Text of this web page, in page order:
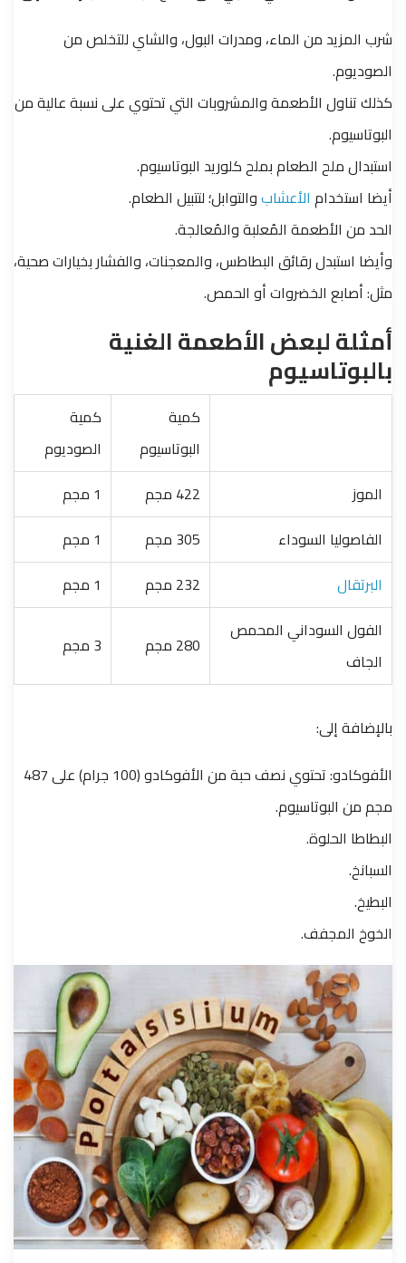
شرب المزيد من الماء، ومدرات البول، والشاي للتخلص من
الصوديوم.
كذلك تناول الأطعمة والمشروبات التي تحتوي على نسبة عالية من
البوتاسيوم.
استبدال ملح الطعام بملح كلوريد البوتاسيوم.
أيضا استخدام الأعشابوالتوابل؛ لتتبيل الطعام.
الحد من الأطعمة المُعلبة والمُعالجة.
وأيضا استبدل رقائق البطاطس، والمعجنات، والفشار بخيارات صحية،
مثل: أصابع الخضروات أو الحمص.
أمثلة لبعض الأطعمة الغنية
بالبوتاسيوم
كمية
البوتاسيوم
كمية
الصوديوم
الموز
422 مجم
1 مجم
الفاصوليا السوداء
305 مجم
1 مجم
البرتقال
232 مجم
1 مجم
الفول السوداني المحمص
الجاف
280 مجم 3 مجم
بالإضافة إلى:
الأفوكادو: تحتوي نصف حبة من الأفوكادو (100 جرام) على 487
مجم من البوتاسيوم.
البطاطا الحلوة.
السبانخ.
البطيخ.
الخوخ المجفف.